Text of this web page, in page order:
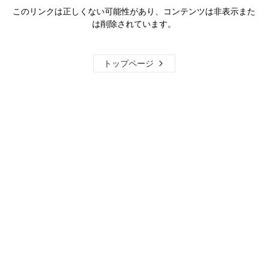
このリンクは正しくない可能性があり、コンテンツは非表示また
は削除されています。
トップページ